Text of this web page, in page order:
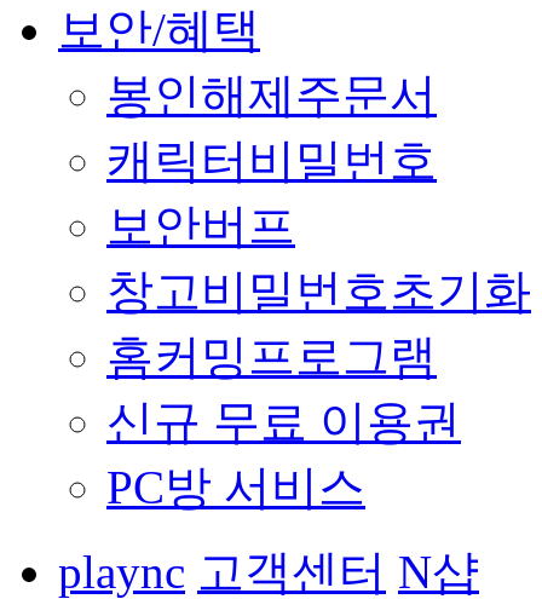
보안/혜택
봉인해제주문서
캐릭터비밀번호
보안버프
창고비밀번호초기화
홈커밍프로그램
신규 무료 이용권
PC방 서비스
plaync 고객센터 N샵